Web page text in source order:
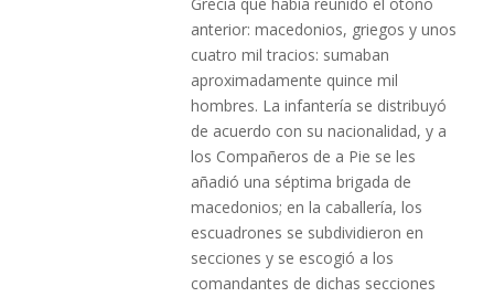
anterior: macedonios, griegos y unos
cuatro mil tracios: sumaban
aproximadamente quince mil
hombres. La infantería se distribuyó
de acuerdo con su nacionalidad, y a
los Compañeros de a Pie se les
añadió una séptima brigada de
macedonios; en la caballería, los
escuadrones se subdividieron en
secciones y se escogió a los
comandantes de dichas secciones